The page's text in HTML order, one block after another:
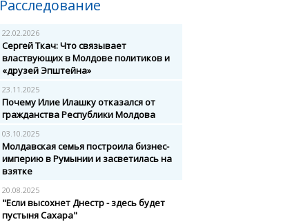
Расследование
22.02.2026
Сергей Ткач: Что связывает
властвующих в Молдове политиков и
«друзей Эпштейна»
23.11.2025
Почему Илие Илашку отказался от
гражданства Республики Молдова
03.10.2025
Молдавская семья построила бизнес-
империю в Румынии и засветилась на
взятке
20.08.2025
"Если высохнет Днестр - здесь будет
пустыня Сахара"